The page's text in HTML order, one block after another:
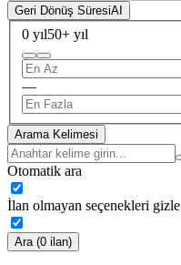
Geri Dönüş SüresiAI
0 yıl50+ yıl
—
Arama Kelimesi
Otomatik ara
İlan olmayan seçenekleri gizle
Ara (0 ilan)